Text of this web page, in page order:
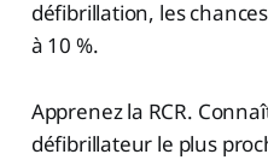
défibrillation, les
à 10 %.
Apprenez la RCR.
défibrillateur le plus